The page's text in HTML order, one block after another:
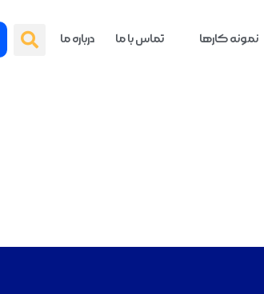
نمونه کارها تماس با ما درباره ما